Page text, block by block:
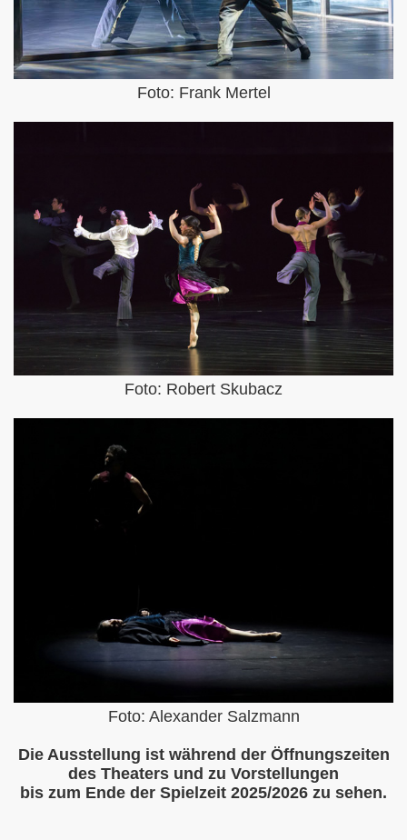
Foto: Frank Mertel
Foto: Robert Skubacz
Foto: Alexander Salzmann
Die Ausstellung ist während der Öffnungszeiten
des Theaters und zu Vorstellungen
bis zum Ende der Spielzeit 2025/2026 zu sehen.